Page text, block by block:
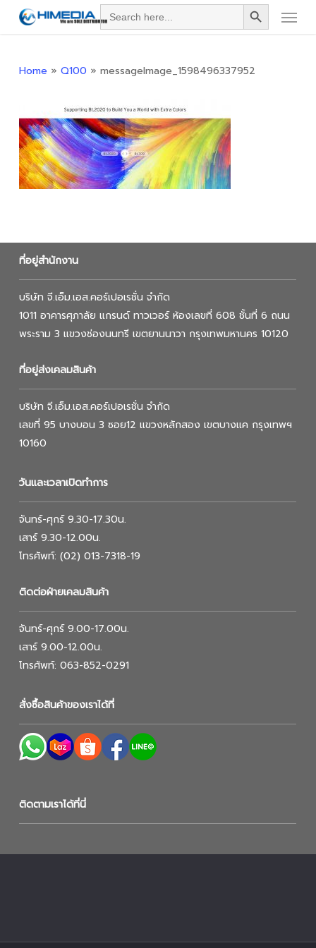
Search
for:
Search Button Menu
Home » Q100 » messageImage_1598496337952
ที่อยู่สำนักงาน
บริษัท จี.เอ็ม.เอส.คอร์เปอเรชั่น จำกัด
1011 อาคารศุภาลัย แกรนด์ ทาวเวอร์ ห้องเลขที่ 608 ชั้นที่ 6 ถนน
พระราม 3 แขวงช่องนนทรี เขตยานนาวา กรุงเทพมหานคร 10120
ที่อยู่ส่งเคลมสินค้า
บริษัท จี.เอ็ม.เอส.คอร์เปอเรชั่น จำกัด
เลขที่ 95 บางบอน 3 ซอย12 แขวงหลักสอง เขตบางแค กรุงเทพฯ
10160
วันและเวลาเปิดทำการ
จันทร์-ศุกร์ 9.30-17.30น.
เสาร์ 9.30-12.00น.
โทรศัพท์: (02) 013-7318-19
ติดต่อฝ่ายเคลมสินค้า
จันทร์-ศุกร์ 9.00-17.00น.
เสาร์ 9.00-12.00น.
โทรศัพท์: 063-852-0291
สั่งซื้อสินค้าของเราได้ที่
ติดตามเราได้ที่นี่